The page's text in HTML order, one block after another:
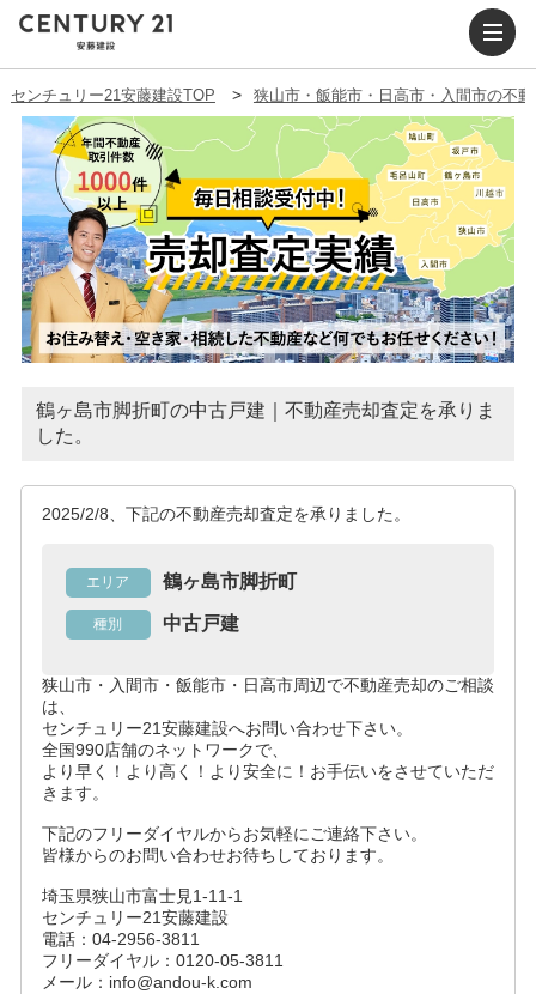
センチュリー21安藤建設TOP 狭山市・飯能市・日高市・入間市の不
鶴ヶ島市脚折町の中古戸建｜不動産売却査定を承りま
した。
2025/2/8、下記の不動産売却査定を承りました。
エリア 鶴ヶ島市脚折町
種別 中古戸建
狭山市・入間市・飯能市・日高市周辺で不動産売却のご相談
は、
センチュリー21安藤建設へお問い合わせ下さい。
全国990店舗のネットワークで、
より早く！より高く！より安全に！お手伝いをさせていただ
きます。
下記のフリーダイヤルからお気軽にご連絡下さい。
皆様からのお問い合わせお待ちしております。
埼玉県狭山市富士見1-11-1
センチュリー21安藤建設
電話：04-2956-3811
フリーダイヤル：0120-05-3811
メール：info@andou-k.com